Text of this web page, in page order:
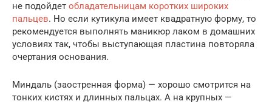
не подойдет обладательницам коротких широких
пальцев. Но если кутикула имеет квадратную форму, то
рекомендуется выполнять маникюр лаком в домашних
условиях так, чтобы выступающая пластина повторяла
очертания основания.
Миндаль (заостренная форма) — хорошо смотрится на
тонких кистях и длинных пальцах. А на крупных —